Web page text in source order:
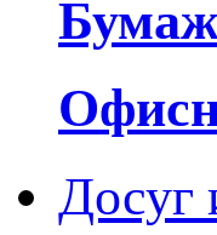
Досуг